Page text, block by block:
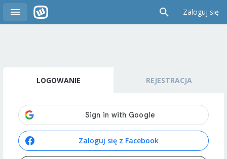
Zaloguj się
LOGOWANIE REJESTRACJA
Zaloguj się z Facebook